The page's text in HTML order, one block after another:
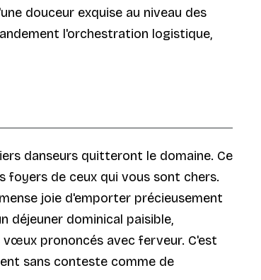
douceur exquise au niveau des
l'orchestration logistique,
danseurs quitteront le domaine. Ce
foyers de ceux qui vous sont chers.
joie d'emporter précieusement
déjeuner dominical paisible,
prononcés avec ferveur. C'est
sans conteste comme de